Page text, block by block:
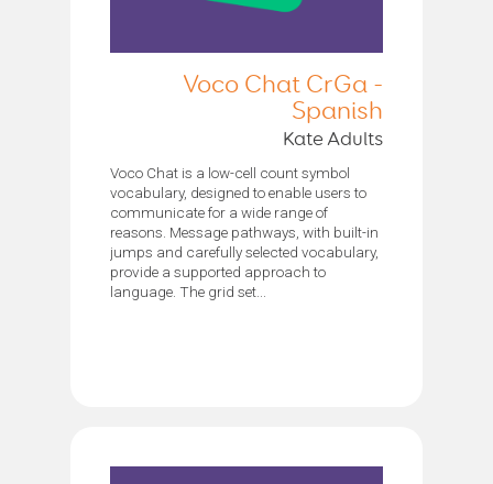
Voco Chat CrGa -
Spanish
Kate Adults
Voco Chat is a low-cell count symbol
vocabulary, designed to enable users to
communicate for a wide range of
reasons. Message pathways, with built-in
jumps and carefully selected vocabulary,
provide a supported approach to
language. The grid set...